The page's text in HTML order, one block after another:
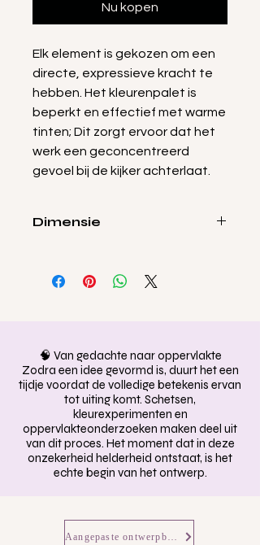
Nu kopen
Elk element is gekozen om een
directe, expressieve kracht te
hebben. Het kleurenpalet is
beperkt en effectief met warme
tinten; Dit zorgt ervoor dat het
werk een geconcentreerd
gevoel bij de kijker achterlaat.
Dimensie
🧠 Van gedachte naar oppervlakte
Zodra een idee gevormd is, duurt het een
tijdje voordat de volledige betekenis ervan
tot uiting komt. Schetsen,
kleurexperimenten en
oppervlakteonderzoeken maken deel uit
van dit proces. Het moment dat in deze
onzekerheid helderheid ontstaat, is het
echte begin van het ontwerp.